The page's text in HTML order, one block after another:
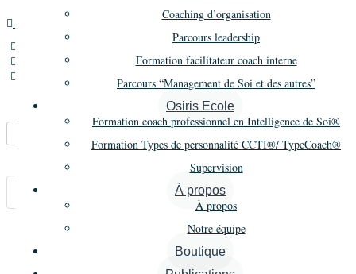
Coaching d’organisation
Parcours leadership
Formation facilitateur coach interne
Parcours “Management de Soi et des autres”
Osiris Ecole
Formation coach professionnel en Intelligence de Soi®
Formation Types de personnalité CCTI®/ TypeCoach®
Supervision
À propos
À propos
Notre équipe
Boutique
15 rue Auguste Gervais,Issy Les Moulineaux,France
06 88 09 81 18
laurence-papon@orange.fr
Carte
Annonces similaires